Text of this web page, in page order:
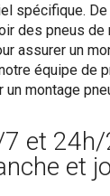
spécifique.
des pneus de
assurer un
équipe de
montage
et
et